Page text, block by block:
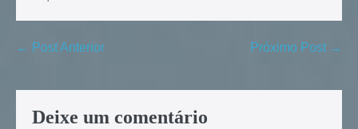
← Post Anterior Próximo Post →
Deixe um comentário